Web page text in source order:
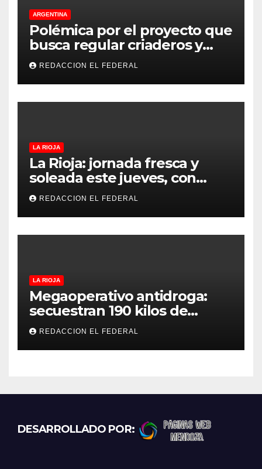
ARGENTINA
Polémica por el proyecto que
busca regular criaderos y
refugios de perros y gatos:
denuncian excesos, mientras
proteccionistas reclaman
controles más duros
REDACCION EL FEDERAL
LA RIOJA
La Rioja: jornada fresca y
soleada este jueves, con
temperaturas estables para
el viernes
REDACCION EL FEDERAL
LA RIOJA
Megaoperativo antidroga:
secuestran 190 kilos de
marihuana que tenían como
destino La Rioja y Catamarca
REDACCION EL FEDERAL
DESARROLLADO POR: